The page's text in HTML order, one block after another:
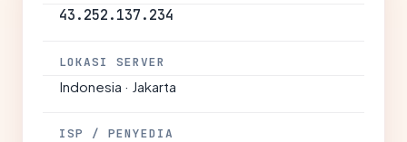
43.252.137.234
LOKASI SERVER
Indonesia · Jakarta
ISP / PENYEDIA